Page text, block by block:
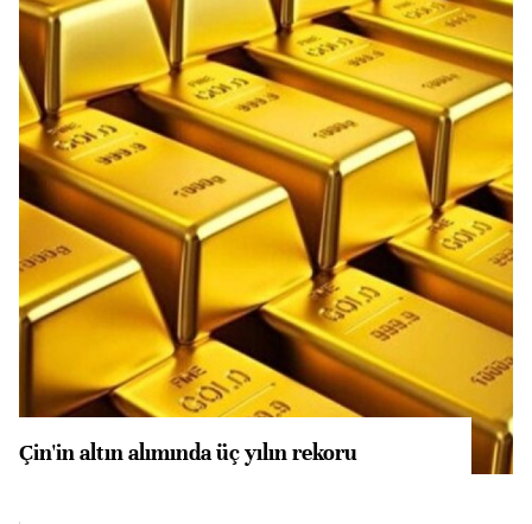
Çin'in altın alımında üç yılın rekoru